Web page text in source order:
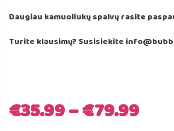
Daugiau kamuoliukų spalvų rasite
Turite klausimų? Susisiekite
€35.99–€79.99